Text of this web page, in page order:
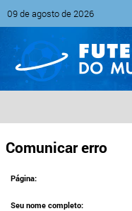
09 de agosto de 2026
Comunicar erro
Página:
Seu nome completo: